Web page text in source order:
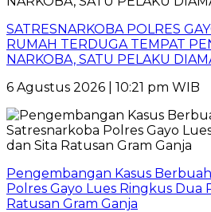
SATRESNARKOBA POLRES
RUMAH TERDUGA TEMPAT
NARKOBA, SATU PELAKU
6 Agustus 2026 | 10:21 pm WIB
Pengembangan Kasus
Polres Gayo Lues Ringkus Dua
Ratusan Gram Ganja